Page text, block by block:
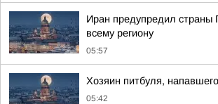
Иран предупредил страны
всему региону
05:57
Хозяин питбуля,
05:42